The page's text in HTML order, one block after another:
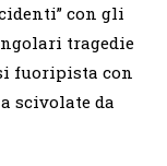
con gli
tragedie
fuoripista con
scivolate da